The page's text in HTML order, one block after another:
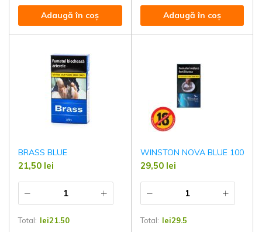
Adaugă în coș Adaugă în coș
BRASS BLUE
21,50 lei
Total: lei21.50
WINSTON NOVA BLUE 100
29,50 lei
Total: lei29.5